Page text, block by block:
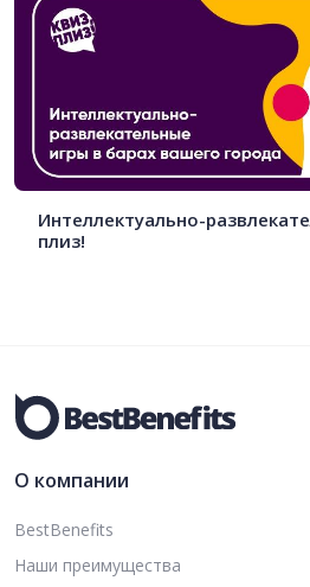
Интеллектуально-
плиз!
О компании
BestBenefits
Наши преимущества